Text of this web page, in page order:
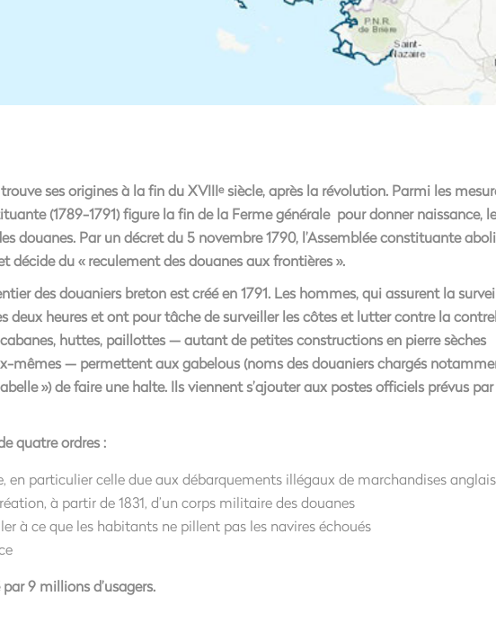
ses origines à la fin du XVIIIesiècle, après la révolution. Parmi les
(1789-1791) figure la fin de la Ferme générale pour donner naissance,
douanes. Par un décret du 5 novembre 1790, l’Assemblée constituante
décide du « reculement des douanes aux frontières ».
des douaniers breton est créé en 1791. Les hommes, qui assurent la
deux heures et ont pour tâche de surveiller les côtes et lutter contre la
huttes, paillottes — autant de petites constructions en pierre sèches
mêmes — permettent aux gabelous (noms des douaniers chargés
») de faire une halte. Ils viennent s’ajouter aux postes officiels prévus par
quatre ordres :
en particulier celle due aux débarquements illégaux de marchandises
à partir de 1831, d’un corps militaire des douanes
à ce que les habitants ne pillent pas les navires échoués
9 millions d’usagers.